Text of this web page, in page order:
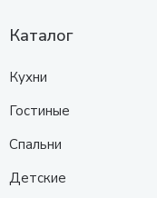
Каталог
Кухни
Гостиные
Спальни
Детские